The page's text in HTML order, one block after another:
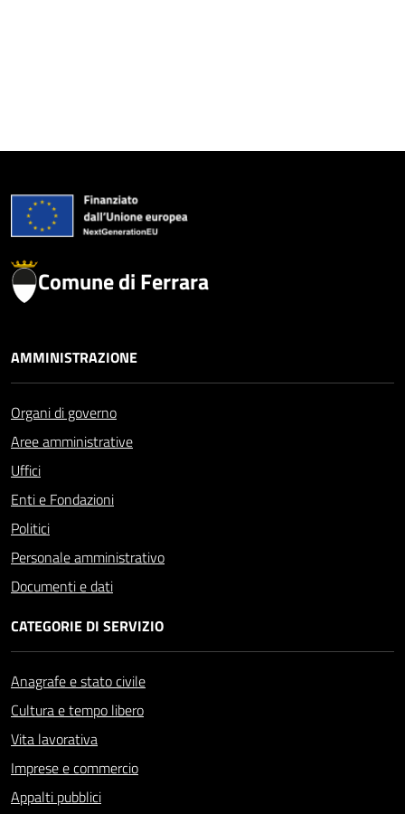
Comune di Ferrara
AMMINISTRAZIONE
Organi di governo
Aree amministrative
Uffici
Enti e Fondazioni
Politici
Personale amministrativo
Documenti e dati
CATEGORIE DI SERVIZIO
Anagrafe e stato civile
Cultura e tempo libero
Vita lavorativa
Imprese e commercio
Appalti pubblici